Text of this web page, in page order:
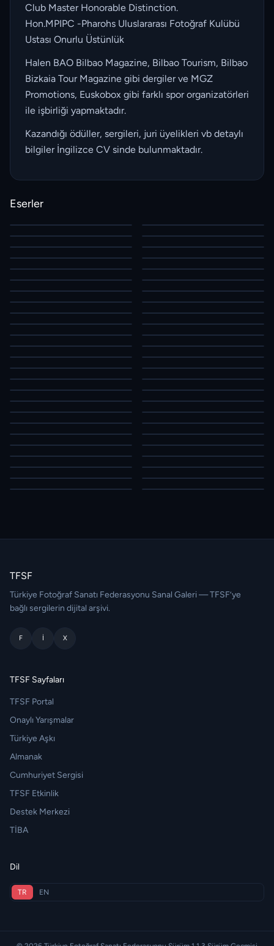
Club Master Honorable Distinction.
Hon.MPIPC -Pharohs Uluslararası Fotoğraf Kulübü
Ustası Onurlu Üstünlük
Halen BAO Bilbao Magazine, Bilbao Tourism, Bilbao
Bizkaia Tour Magazine gibi dergiler ve MGZ
Promotions, Euskobox gibi farklı spor organizatörleri
ile işbirliği yapmaktadır.
Kazandığı ödüller, sergileri, juri üyelikleri vb detaylı
bilgiler İngilizce CV sinde bulunmaktadır.
Eserler
TFSF
Türkiye Fotoğraf Sanatı Federasyonu Sanal Galeri — TFSF’ye
bağlı sergilerin dijital arşivi.
F I X
TFSF Sayfaları
TFSF Portal
Onaylı Yarışmalar
Türkiye Aşkı
Almanak
Cumhuriyet Sergisi
TFSF Etkinlik
Destek Merkezi
TİBA
Dil
TR EN